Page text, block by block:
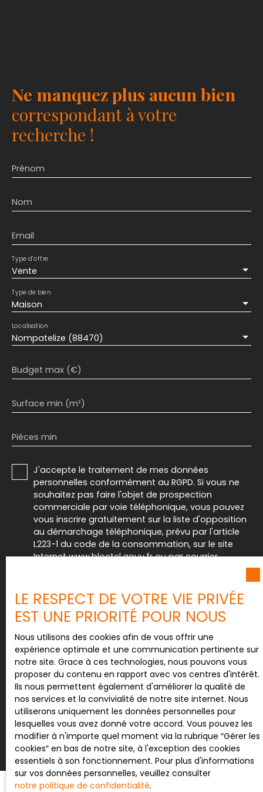
Ne manquez plus aucun bien
correspondant à votre
recherche !
Prénom
Nom
Email
Vente
Type d'offre
Maison
Type de bien
Nompatelize (88470)
Localisation
Budget max (€)
Surface min (m²)
Pièces min
J'accepte le traitement de mes données
personnelles conformément au RGPD. Si vous ne
souhaitez pas faire l'objet de prospection
commerciale par voie téléphonique, vous pouvez
vous inscrire gratuitement sur la liste d'opposition
au démarchage téléphonique, prévu par l'article
L223-1 du code de la consommation, sur le site
Internet www.bloctel.gouv.fr ou par courrier
Société Worldline, Service Bloctel, CS 61311, 41013
BLOIS CEDEX.
données personnelles, veuillez consulter notre
politique de confidentialité .
Recevoir des annonces
LE RESPECT DE VOTRE VIE PRIVÉE
EST UNE PRIORITÉ POUR NOUS
Nous utilisons des cookies afin de vous offrir une
expérience optimale et une communication pertinente sur
notre site. Grace à ces technologies, nous pouvons vous
proposer du contenu en rapport avec vos centres d'intérêt.
Ils nous permettent également d'améliorer la qualité de
nos services et la convivialité de notre site internet. Nous
utiliserons uniquement les données personnelles pour
lesquelles vous avez donné votre accord. Vous pouvez les
modifier à n'importe quel moment via la rubrique ″Gérer les
cookies″ en bas de notre site, à l'exception des cookies
essentiels à son fonctionnement. Pour plus d'informations
sur vos données personnelles, veuillez consulter
notre politique de confidentialité.